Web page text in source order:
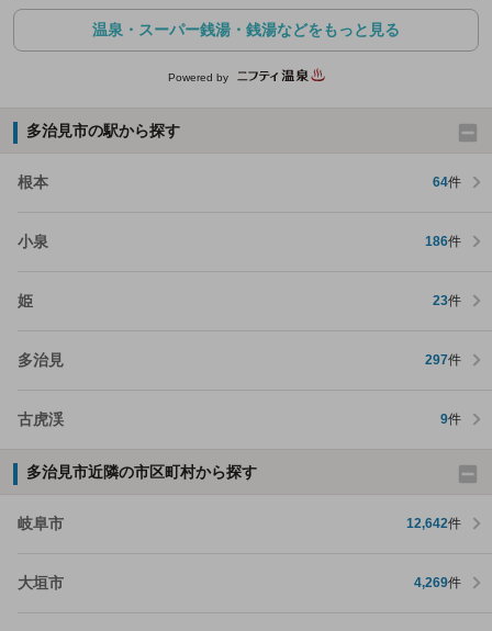
温泉・スーパー銭湯・銭湯などをもっと見る
Powered by
多治見市の駅から探す
根本 64件
小泉 186件
姫 23件
多治見 297件
古虎渓 9件
多治見市近隣の市区町村から探す
岐阜市 12,642件
大垣市 4,269件